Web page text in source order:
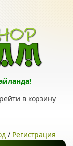
в корзину
/ Регистрация